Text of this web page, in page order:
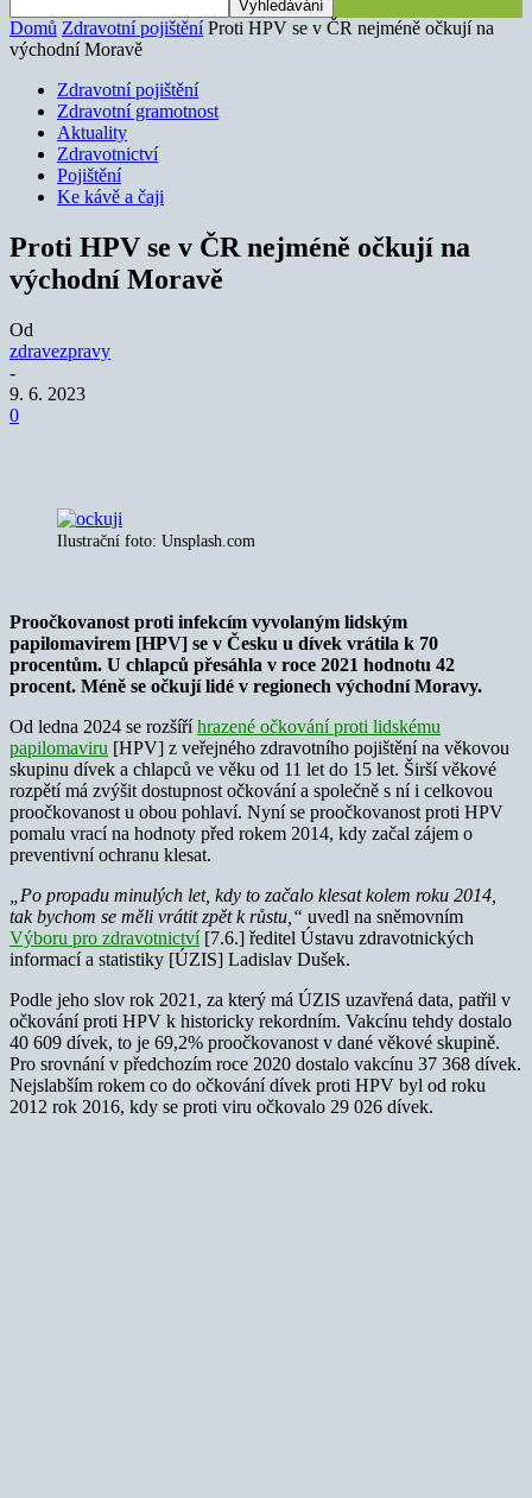
Domů Zdravotní pojištění Proti HPV se v ČR nejméně očkují na
východní Moravě
Zdravotní pojištění
Zdravotní gramotnost
Aktuality
Zdravotnictví
Pojištění
Ke kávě a čaji
Proti HPV se v ČR nejméně očkují na
východní Moravě
Od
zdravezpravy
-
9. 6. 2023
0
Ilustrační foto: Unsplash.com
Proočkovanost proti infekcím vyvolaným lidským
papilomavirem [HPV] se v Česku u dívek vrátila k 70
procentům. U chlapců přesáhla v roce 2021 hodnotu 42
procent. Méně se očkují lidé v regionech východní Moravy.
Od ledna 2024 se rozšíříhrazené očkování proti lidskému
papilomaviru [HPV] z veřejného zdravotního pojištění na věkovou
skupinu dívek a chlapců ve věku od 11 let do 15 let. Širší věkové
rozpětí má zvýšit dostupnost očkování a společně s ní i celkovou
proočkovanost u obou pohlaví. Nyní se proočkovanost proti HPV
pomalu vrací na hodnoty před rokem 2014, kdy začal zájem o
preventivní ochranu klesat.
„Po propadu minulých let, kdy to začalo klesat kolem roku 2014,
tak bychom se měli vrátit zpět k růstu,“ uvedl na sněmovním
Výboru pro zdravotnictví[7.6.] ředitel Ústavu zdravotnických
informací a statistiky [ÚZIS] Ladislav Dušek.
Podle jeho slov rok 2021, za který má ÚZIS uzavřená data, patřil v
očkování proti HPV k historicky rekordním. Vakcínu tehdy dostalo
40 609 dívek, to je 69,2% proočkovanost v dané věkové skupině.
Pro srovnání v předchozím roce 2020 dostalo vakcínu 37 368 dívek.
Nejslabším rokem co do očkování dívek proti HPV byl od roku
2012 rok 2016, kdy se proti viru očkovalo 29 026 dívek.